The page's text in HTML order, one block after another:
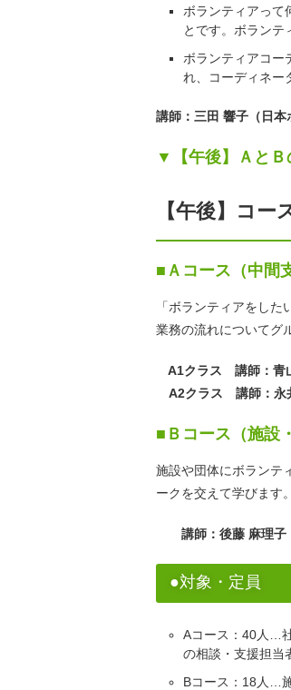
ボランティアって
とです。ボランテ
ボランティアコー
れ、コーディネー
講師：三田 響子（日
▼【午後】Ａと
【午後】コ
■Ａコース（中間
「ボランティアをし
業務の流れについてグ
A1クラス 講師：青
A2クラス 講師：永
■Ｂコース（施設
施設や団体にボランテ
ークを交えて学びます
講師：後藤 麻理子
●対象・定員
Aコース：40人…
の相談・支援担当
Bコース：18人…